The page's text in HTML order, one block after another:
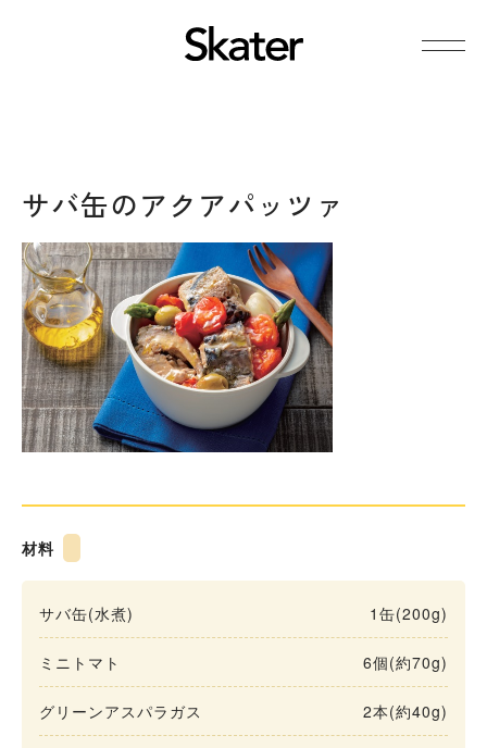
サバ缶のアクアパッツァ
材料
サバ缶(水煮) 1缶(200g)
ミニトマト 6個(約70g)
グリーンアスパラガス 2本(約40g)